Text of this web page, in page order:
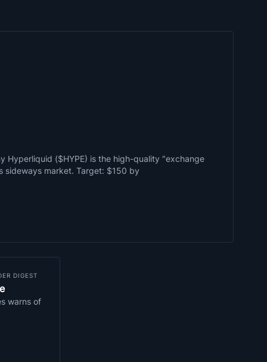
Hyperliquid ($HYPE) is the high-quality "exchange
sideways market. Target: $150 by
DIGEST
warns of